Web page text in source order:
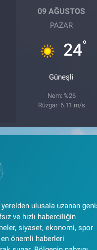
09 AĞUSTOS
PAZAR
24°
Güneşli
Nem: %26
Rüzgar: 6.11 m/s
ulusala uzanan
ve hızlı haberciliğin
siyaset, ekonomi, spor
en önemli haberleri